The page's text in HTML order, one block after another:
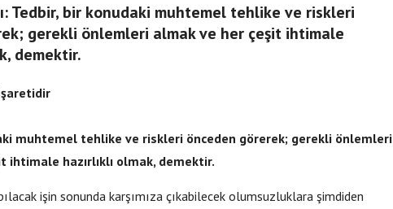
Tedbir, bir konudaki muhtemel tehlike ve riskleri
gerekli önlemleri almak ve her çeşit ihtimale
demektir.
muhtemel tehlike ve riskleri önceden görerek; gerekli önlemleri
ihtimale hazırlıklı olmak, demektir.
işin sonunda karşımıza çıkabilecek olumsuzluklara şimdiden